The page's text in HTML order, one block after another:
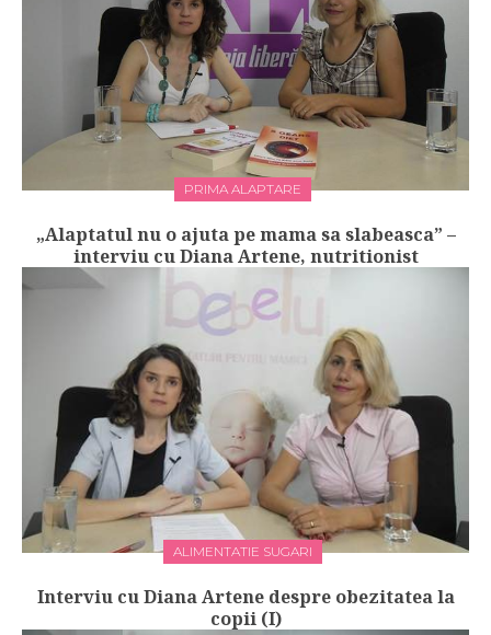
PRIMA ALAPTARE
„Alaptatul nu o ajuta pe mama sa slabeasca” –
interviu cu Diana Artene, nutritionist
ALIMENTATIE SUGARI
Interviu cu Diana Artene despre obezitatea la
copii (I)